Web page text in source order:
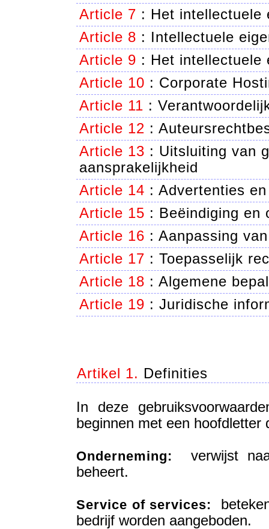
Article 7 : Het intellectuele
Article 8 : Intellectuele
Article 9 : Het intellectuele
Article 10 : Corporate
Article 11 :
Article 12 :
Article 13 : Uitsluiting van
aansprakelijkheid
Article 14 : Advertenties
Article 15 : Beëindiging en
Article 16 : Aanpassing
Article 17 : Toepasselijk
Article 18 : Algemene
Article 19 : Juridische
Artikel 1. Definities
In deze
beginnen met een hoofdletter
Onderneming: verwijst
beheert.
Service of services:
bedrijf worden aangeboden.